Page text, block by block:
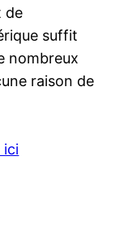
de
suffit
nombreux
raison de
ici